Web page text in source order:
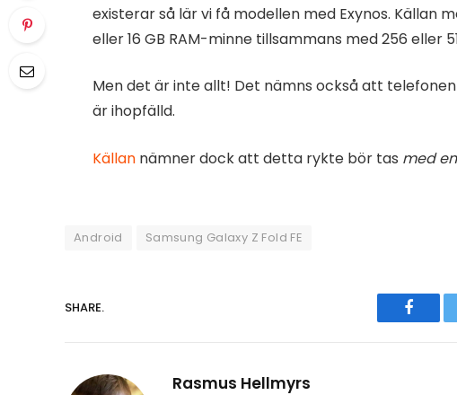
existerar så lär vi få modellen med Exynos. Källan
eller 16 GB RAM-minne tillsammans med 256 eller
Men det är inte allt! Det nämns också att telefonen
är ihopfälld.
Källan nämner dock att detta rykte bör tas med
Android Samsung Galaxy Z Fold FE
SHARE.
Rasmus Hellmyrs